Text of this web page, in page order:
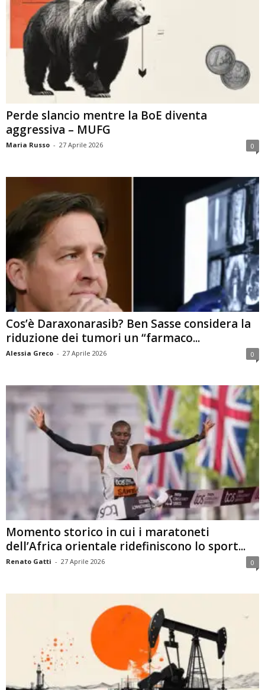
Perde slancio mentre la BoE diventa
aggressiva – MUFG
Maria Russo - 27 Aprile 2026 0
Cos’è Daraxonarasib? Ben Sasse considera la
riduzione dei tumori un “farmaco...
Alessia Greco - 27 Aprile 2026 0
Momento storico in cui i maratoneti
dell’Africa orientale ridefiniscono lo sport...
Renato Gatti - 27 Aprile 2026 0